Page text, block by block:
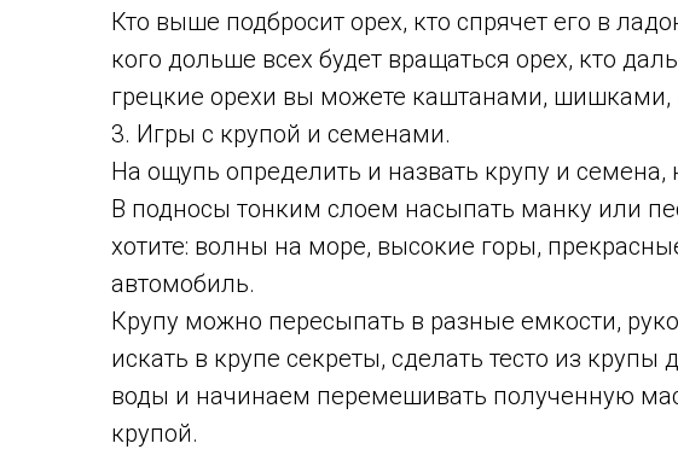
Кто выше подбросит орех, кто спрячет его в
кого дольше всех будет вращаться орех, кто
грецкие орехи вы можете каштанами, шишками,
3. Игры с крупой и семенами.
На ощупь определить и назвать крупу и
В подносы тонким слоем насыпать манку или
хотите: волны на море, высокие горы,
автомобиль.
Крупу можно пересыпать в разные емкости,
искать в крупе секреты, сделать тесто из крупы
воды и начинаем перемешивать полученную
крупой.